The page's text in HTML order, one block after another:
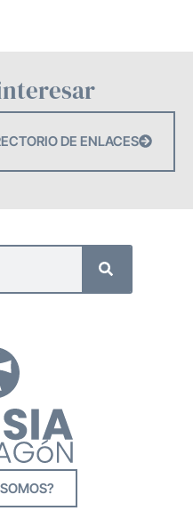
DE ENLACES